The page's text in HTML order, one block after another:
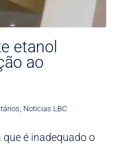
etanol
ao
, Noticias LBC
é inadequado o